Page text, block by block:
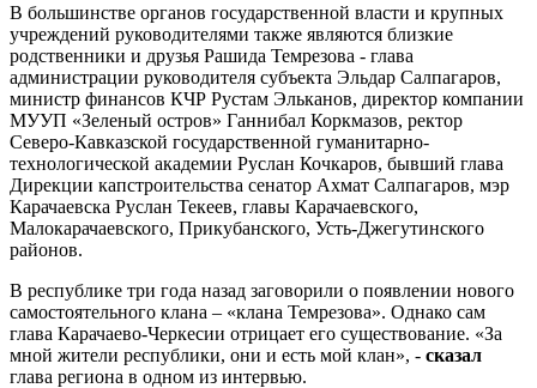
В большинстве органов государственной власти и крупных
учреждений руководителями также являются близкие
родственники и друзья Рашида Темрезова - глава
администрации руководителя субъекта Эльдар Салпагаров,
министр финансов КЧР Рустам Эльканов, директор компании
МУУП «Зеленый остров» Ганнибал Коркмазов, ректор
Северо-Кавказской государственной гуманитарно-
технологической академии Руслан Кочкаров, бывший глава
Дирекции капстроительства сенатор Ахмат Салпагаров, мэр
Карачаевска Руслан Текеев, главы Карачаевского,
Малокарачаевского, Прикубанского, Усть-Джегутинского
районов.
В республике три года назад заговорили о появлении нового
самостоятельного клана – «клана Темрезова». Однако сам
глава Карачаево-Черкесии отрицает его существование. «За
мной жители республики, они и есть мой клан», - сказал
глава региона в одном из интервью.